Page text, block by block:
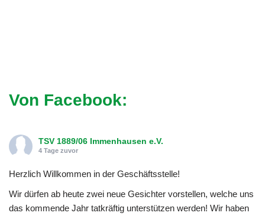
Von Facebook:
TSV 1889/06 Immenhausen e.V.
4 Tage zuvor
Herzlich Willkommen in der Geschäftsstelle!
Wir dürfen ab heute zwei neue Gesichter vorstellen, welche uns
das kommende Jahr tatkräftig unterstützen werden! Wir haben